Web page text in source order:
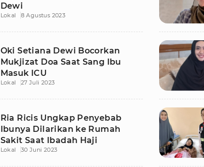
Dewi
Lokal 8 Agustus 2023
Oki Setiana Dewi Bocorkan
Mukjizat Doa Saat Sang Ibu
Masuk ICU
Lokal 27 Juli 2023
Ria Ricis Ungkap Penyebab
Ibunya Dilarikan ke Rumah
Sakit Saat Ibadah Haji
Lokal 30 Juni 2023